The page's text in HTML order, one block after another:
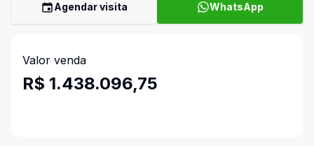
Agendar visita WhatsApp
Valor venda
R$ 1.438.096,75